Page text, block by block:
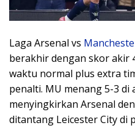
Laga Arsenal vs
berakhir dengan skor akir
waktu normal plus extra
penalti. MU menang 5-3 di
menyingkirkan Arsenal
ditantang Leicester City di